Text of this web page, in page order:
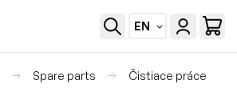
EN
Spare parts Čistiace práce